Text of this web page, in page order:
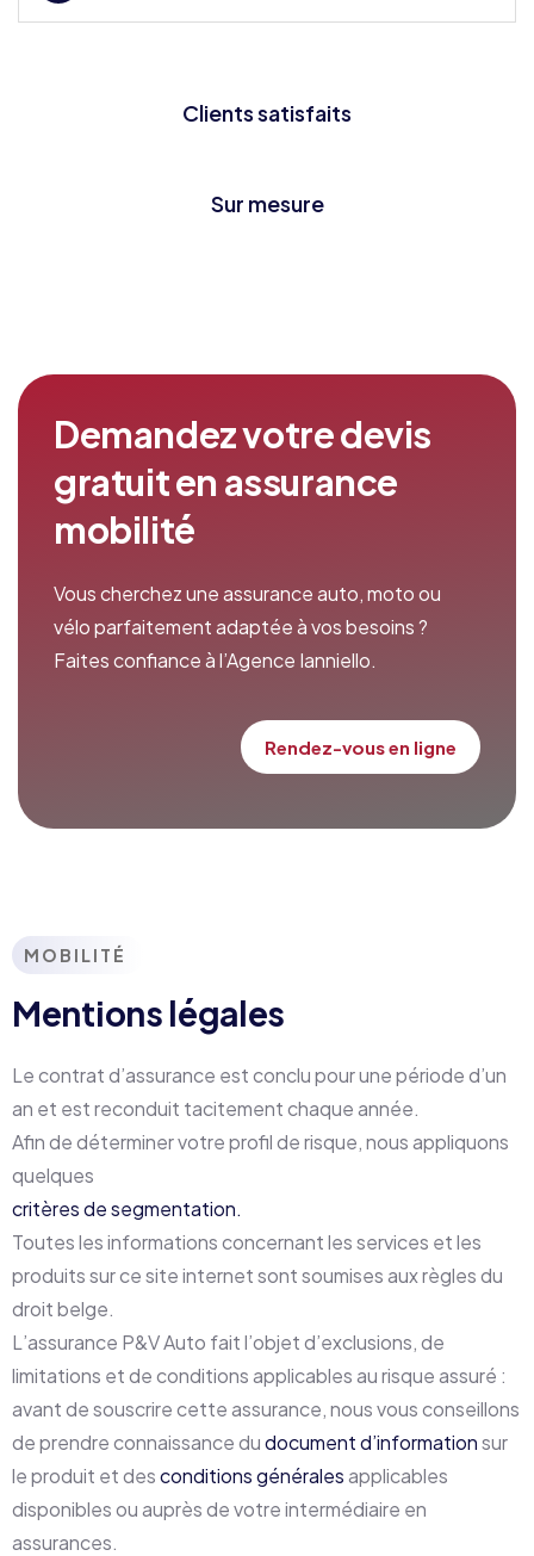
Clients satisfaits
Sur mesure
Demandez votre devis
gratuit en assurance
mobilité
Vous cherchez une assurance auto, moto ou
vélo parfaitement adaptée à vos besoins ?
Faites confiance à l’Agence Ianniello.
Rendez-vous en ligne
MOBILITÉ
Mentions légales
Le contrat d’assurance est conclu pour une période d’un
an et est reconduit tacitement chaque année.
Afin de déterminer votre profil de risque, nous appliquons
quelques
critères de segmentation.
Toutes les informations concernant les services et les
produits sur ce site internet sont soumises aux règles du
droit belge.
L’assurance P&V Auto fait l’objet d’exclusions, de
limitations et de conditions applicables au risque assuré :
avant de souscrire cette assurance, nous vous conseillons
de prendre connaissance dudocument d’informationsur
le produit et desconditions généralesapplicables
disponibles ou auprès de votre intermédiaire en
assurances.